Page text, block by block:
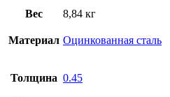
Вес 8,84 кг
Материал Оцинкованная сталь
Толщина 0.45